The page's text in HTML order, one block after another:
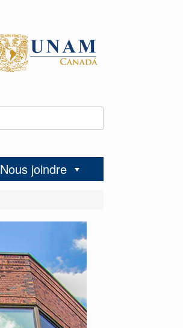
Nous joindre